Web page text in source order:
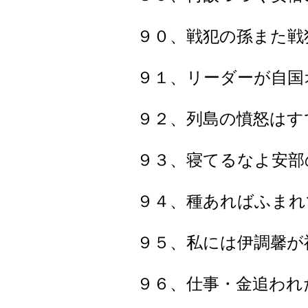
９０、戦犯の孫また
９１、リーダーが自
９２、列島の憤怒は
９３、寝てるなよ安
９４、種あればふま
９５、私には伊調馨
９６、仕事・金追わ